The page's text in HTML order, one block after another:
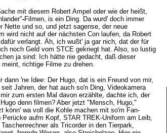
mit diesem Robert Ampel oder wie der heißt,
-Filmen, is ein Ding. Da wurd' doch immer
Nette und so, und jetzt sagense, der neue
wird nicht auf der nächsten Con laufen, da Robert
verlangt. Äh, ich wußt' ja gar nich, dat der für
noch Geld vom STCE gekriegt hat. Also, so lustig
ja sind: Ich hätte nie gedacht, daß dieser
meint, richtige Filme zu drehen.
dann 'ne Idee: Der Hugo, dat is ein Freund von mir,
Jahren, der hat auch so'n Ding, Videokamera
zum ersten Mal davon erzählte, dachte ich, der
denn filmen? Aber jetzt "Mensch, Hugo,"
könn' wa voll die Kohle machen mit so'm Fan-
aufm Kopf, STAR TREK-Uniform am Leib,
als Tricorder in den Tierpark,